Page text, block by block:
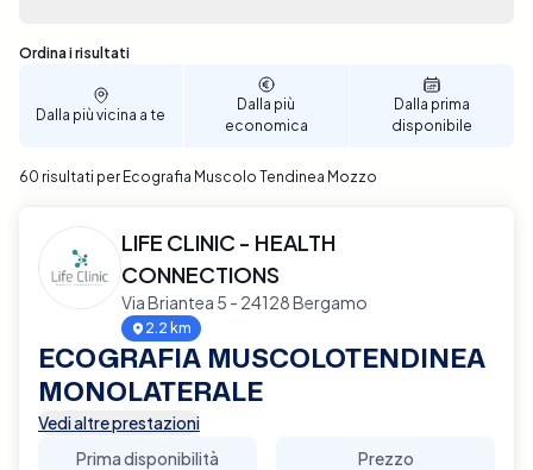
Sono stati trovati 60 risultati
Ordina i risultati
Dalla più vicina a te
Dalla più
economica
Dalla prima
disponibile
60 risultati per Ecografia Muscolo Tendinea Mozzo
LIFE CLINIC - HEALTH
CONNECTIONS
Via Briantea 5 - 24128 Bergamo
2.2 km
ECOGRAFIA MUSCOLOTENDINEA
MONOLATERALE
Vedi altre prestazioni
Prima disponibilità
Prezzo